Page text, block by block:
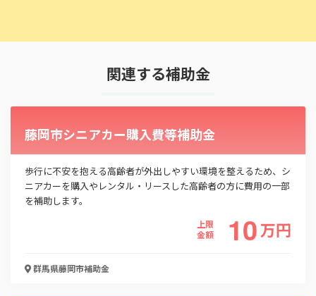
関連する補助金
藤岡市シニアカー購入費等補助金
歩行に不安を抱える高齢者が外出しやすい環境を整えるため、シ
ニアカーを購入やレンタル・リースした高齢者の方に費用の一部
を補助します。
上限
金額
10万円
群馬県藤岡市補助金